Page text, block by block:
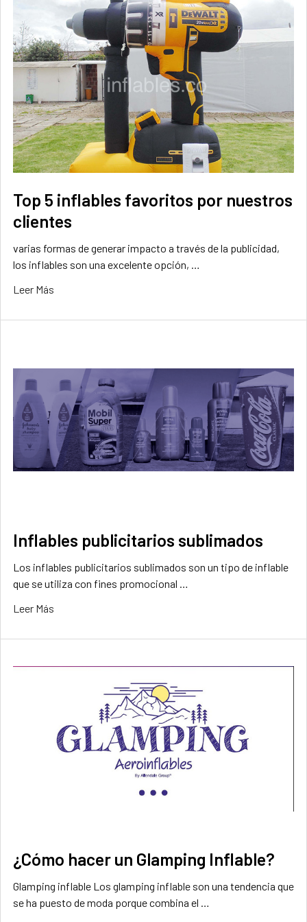
Top 5 inflables favoritos por nuestros
clientes
varias formas de generar impacto a través de la publicidad,
los inflables son una excelente opción, …
Leer Más
Inflables publicitarios sublimados
Los inflables publicitarios sublimados son un tipo de inflable
que se utiliza con fines promocional …
Leer Más
¿Cómo hacer un Glamping Inflable?
Glamping inflable Los glamping inflable son una tendencia que
se ha puesto de moda porque combina el …